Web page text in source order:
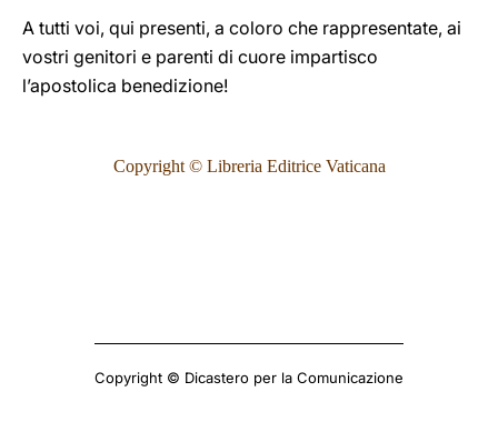
A tutti voi, qui presenti, a coloro che rappresentate, ai
vostri genitori e parenti di cuore impartisco
l’apostolica benedizione!
Copyright © Libreria Editrice Vaticana
Copyright © Dicastero per la Comunicazione